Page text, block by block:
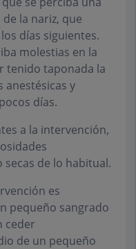
la nariz, que
días siguientes.
molestias en la
tenido taponada la
anestésicas y
días.
a la intervención,
secas de lo habitual.
es
pequeño sangrado
ceder
de un pequeño